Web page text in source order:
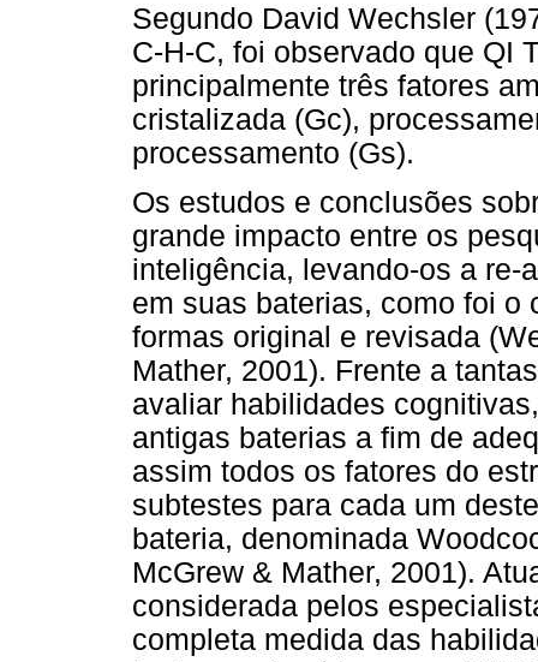
Segundo David Wechsler
C-H-C, foi observado que QI
principalmente três fatores
cristalizada (Gc),
processamento (Gs).
Os estudos e conclusões
grande impacto entre os
inteligência, levando-os a re-
em suas baterias, como foi o
formas original e revisada
Mather, 2001). Frente a
avaliar habilidades
antigas baterias a fim de
assim todos os fatores do
subtestes para cada um
bateria, denominada
McGrew & Mather, 2001).
considerada pelos
completa medida das